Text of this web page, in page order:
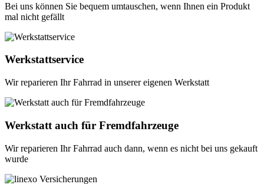
Bei uns können Sie bequem umtauschen, wenn Ihnen ein Produkt
mal nicht gefällt
Werkstattservice
Wir reparieren Ihr Fahrrad in unserer eigenen Werkstatt
Werkstatt auch für Fremdfahrzeuge
Wir reparieren Ihr Fahrrad auch dann, wenn es nicht bei uns gekauft
wurde